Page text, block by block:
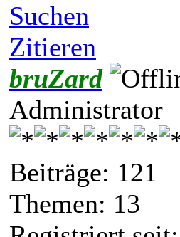
Suchen
Zitieren
bruZard
Administrator
Beiträge: 121
Themen: 13